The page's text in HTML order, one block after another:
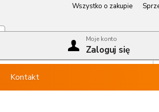
Wszystko o zakupie
Moje konto
Zaloguj się
Kontakt